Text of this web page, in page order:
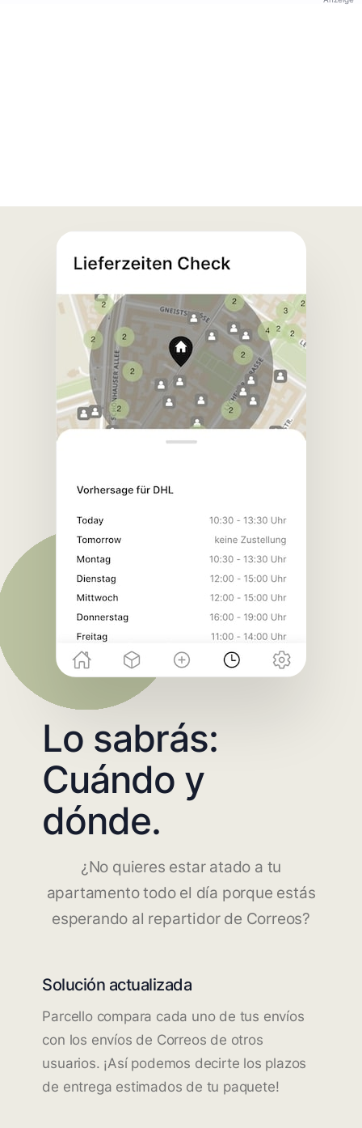
Lo sabrás:
Cuándo y
dónde.
¿No quieres estar atado a tu
apartamento todo el día porque estás
esperando al repartidor de Correos?
Solución actualizada
Parcello compara cada uno de tus envíos
con los envíos de Correos de otros
usuarios. ¡Así podemos decirte los plazos
de entrega estimados de tu paquete!